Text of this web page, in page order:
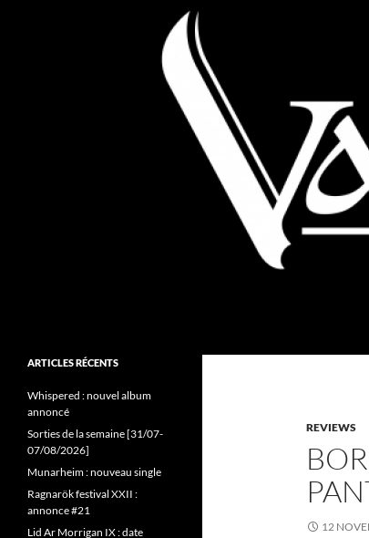
REVIEWS
12
Folk Pagan Webzine
ARTICLES RÉCENTS
Whispered : nouvel album
annoncé
Sorties de la semaine [31/07-
07/08/2026]
Munarheim : nouveau single
Ragnarök festival XXII :
annonce #21
Lid Ar Morrigan IX : date